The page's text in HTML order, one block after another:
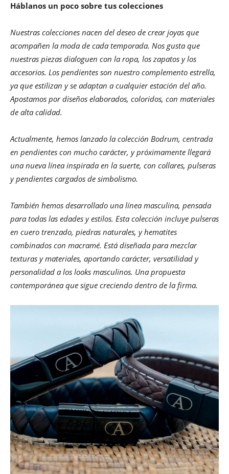
Háblanos un poco sobre tus colecciones
Nuestras colecciones nacen del deseo de crear joyas que
acompañen la moda de cada temporada. Nos gusta que
nuestras piezas dialoguen con la ropa, los zapatos y los
accesorios. Los pendientes son nuestro complemento estrella,
ya que estilizan y se adaptan a cualquier estación del año.
Apostamos por diseños elaborados, coloridos, con materiales
de alta calidad.
Actualmente, hemos lanzado la colección Bodrum, centrada
en pendientes con mucho carácter, y próximamente llegará
una nueva línea inspirada en la suerte, con collares, pulseras
y pendientes cargados de simbolismo.
También hemos desarrollado una línea masculina, pensada
para todas las edades y estilos. Esta colección incluye pulseras
en cuero trenzado, piedras naturales, y hematites
combinados con macramé. Está diseñada para mezclar
texturas y materiales, aportando carácter, versatilidad y
personalidad a los looks masculinos. Una propuesta
contemporánea que sigue creciendo dentro de la firma.